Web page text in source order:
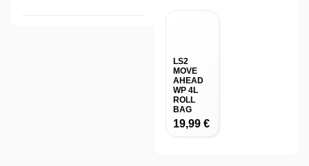
LS2
MOVE
AHEAD
WP 4L
ROLL
BAG
19,99 €